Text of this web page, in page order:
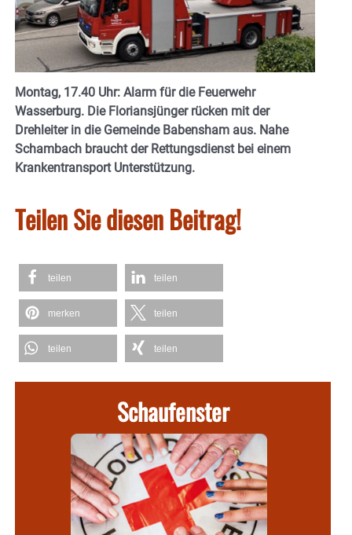
Montag, 17.40 Uhr: Alarm für die Feuerwehr
Wasserburg. Die Floriansjünger rücken mit der
Drehleiter in die Gemeinde Babensham aus. Nahe
Schambach braucht der Rettungsdienst bei einem
Krankentransport Unterstützung.
Teilen Sie diesen Beitrag!
teilen teilen
merken teilen
teilen teilen
Schaufenster